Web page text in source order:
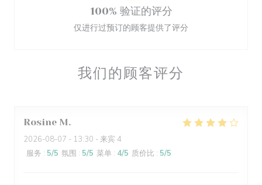
我们的顾客评分
Rosine M
2026-08-07 - 13:30 - 来宾 4
服务 : 5/5 氛围 : 5/5 菜单 : 4/5 质价比 : 5/5
100% 验证的评分
仅进行过预订的顾客提供了评分